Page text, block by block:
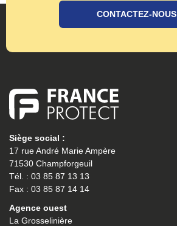
CONTACTEZ-NOUS
Siège social :
17 rue André Marie Ampère
71530 Champforgeuil
Tél. : 03 85 87 13 13
Fax : 03 85 87 14 14
Agence ouest
La Grosselinière